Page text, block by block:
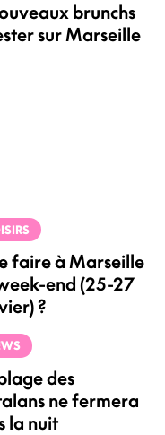
brunchs
sur Marseille
faire à Marseille
end (25-27
?
des
ne fermera
la nuit